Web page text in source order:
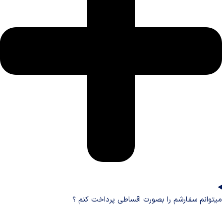
میتوانم سفارشم را بصورت اقساطی پرداخت کنم ؟